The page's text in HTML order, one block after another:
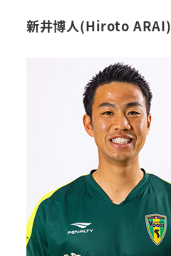
新井博人(Hiroto ARAI)